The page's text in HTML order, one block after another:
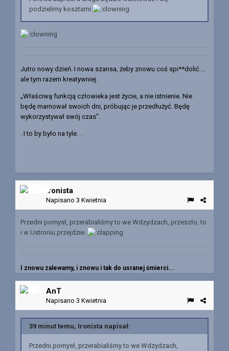
podzielimy kosztami
Jutro nowy dzień. I nowa szansa, żeby znowu coś spi**dolić ...
ale tym razem kreatywniej.
„Właściwą funkcją człowieka jest życie, a nie istnienie. Nie
będę marnował swoich dni, próbując je przedłużyć. Będę
wykorzystywał swój czas”.
. I to by było na tyle. .
Ironista
Napisano 3 Kwietnia
Przedni pomysł, przerabialiśmy to we Wdzydzach, przeszło, to
i w Ustroniu przejdzie.
I znowu zalewamy, i znowu i tak do usranej śmierci...
AnT
Napisano 3 Kwietnia
39 minut temu, Ironista napisał:
Przedni pomysł, przerabialiśmy to we Wdzydzach,